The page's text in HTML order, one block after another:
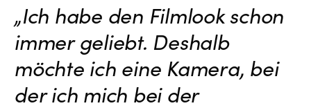
Japan
Mexico
Malaysia
„Ich habe den Filmlook schon
immer geliebt. Deshalb
möchte ich eine Kamera, bei
der ich mich bei der